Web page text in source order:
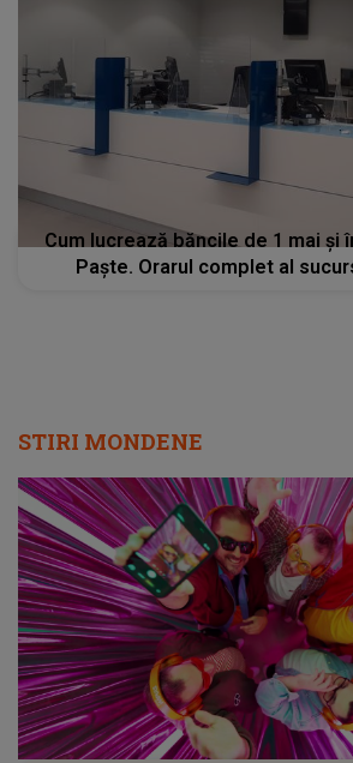
Cum lucrează băncile de 1 mai și
Paște. Orarul complet al
STIRI MONDENE